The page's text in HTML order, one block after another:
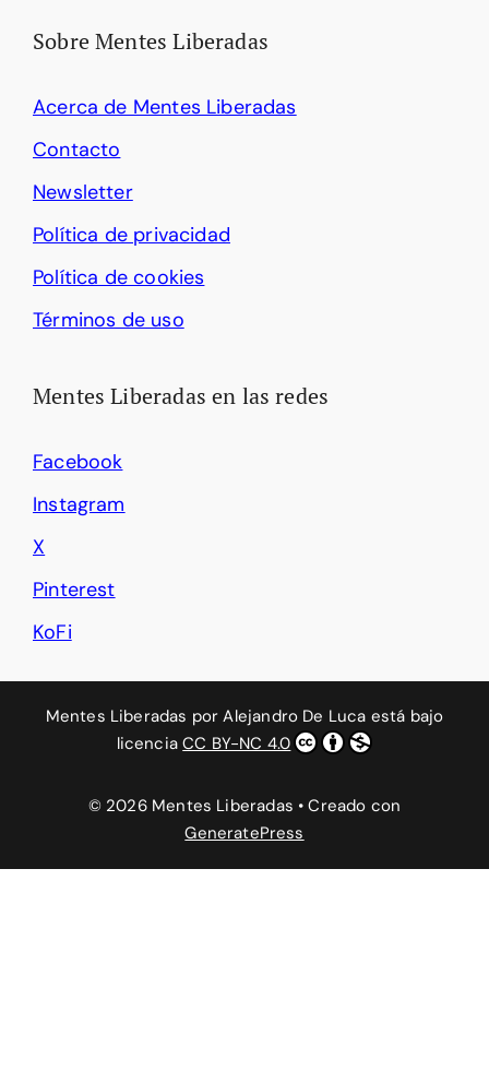
Sobre Mentes Liberadas
Acerca de Mentes Liberadas
Contacto
Newsletter
Política de privacidad
Política de cookies
Términos de uso
Mentes Liberadas en las redes
Facebook
Instagram
X
Pinterest
KoFi
Mentes Liberadas porAlejandro De Luca está bajo
licenciaCC BY-NC 4.0
© 2026 Mentes Liberadas • Creado con
GeneratePress